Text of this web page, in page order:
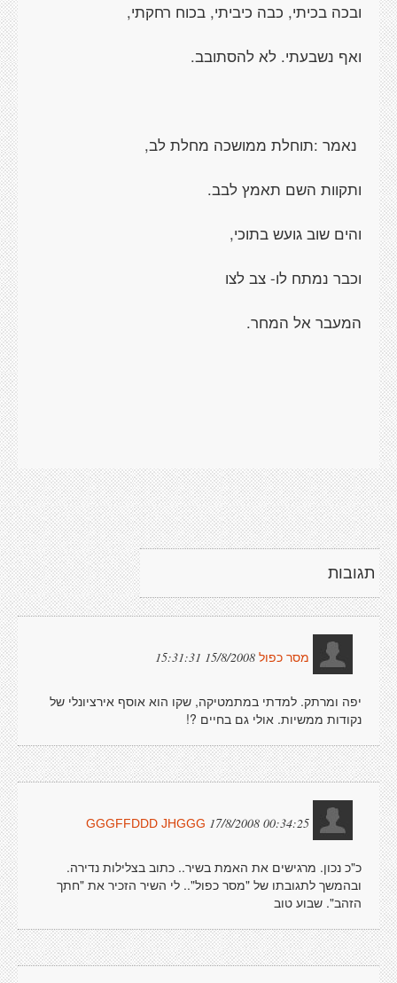
ובכה בכיתי, כבה כיביתי, בכוח רחקתי,
ואף נשבעתי. לא להסתובב.
נאמר :תוחלת ממושכה מחלת לב,
ותקוות השם תאמץ לבב.
והים שוב גועש בתוכי,
וכבר נמתח לו- צב לצו
המעבר אל המחר.
תגובות
מסר כפול 15/8/2008 15:31:31
יפה ומרתק. למדתי במתמטיקה, שקו הוא אוסף אירציונלי של
נקודות ממשיות. אולי גם בחיים ?!
GGGFFDDD JHGGG 17/8/2008 00:34:25
כ"כ נכון. מרגישים את האמת בשיר.. כתוב בצלילות נדירה.
ובהמשך לתגובתו של "מסר כפול".. לי השיר הזכיר את "חתך
הזהב". שבוע טוב